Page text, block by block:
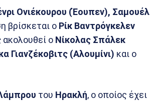
Ονιέκουρου (Έουπεν), Σαμουέλ
βρίσκεται ο Ρίκ Βαντρόγκελεν
ακολουθεί ο Νίκολας Σπάλεκ
Γιανζέκοβιτς (Αλουμίνι) και ο
του Ηρακλή, ο οποίος έχει